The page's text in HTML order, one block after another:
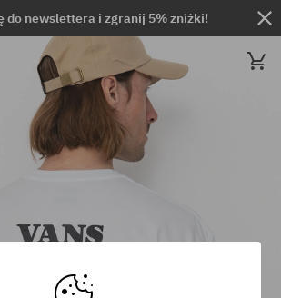
do newslettera i zgranij 5% zniżki!